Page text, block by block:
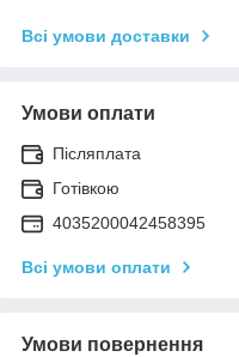
Всі умови доставки
Умови оплати
Післяплата
Готівкою
4035200042458395
Всі умови оплати
Умови повернення